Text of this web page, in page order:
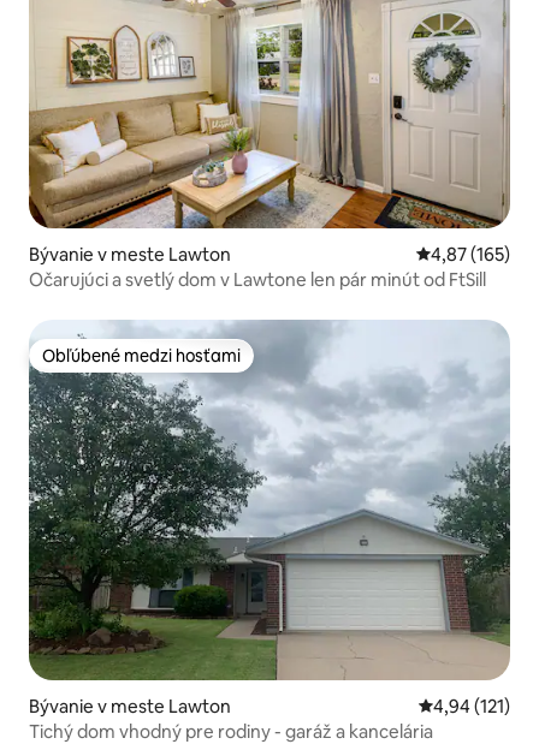
Bývanie v meste Lawton Priemerné
4,87 (165)
Očarujúci a svetlý dom v Lawtone len pár minút od FtSill
Obľúbené medzi hosťami
Obľúbené medzi hosťami
Bývanie v meste Lawton Priemerné
4,94 (121)
Tichý dom vhodný pre rodiny - garáž a kancelária